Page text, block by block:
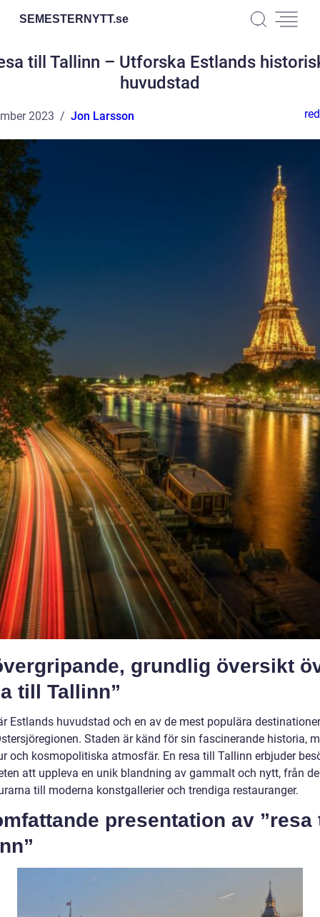
SEMESTERNYTT.se
till Tallinn – Utforska Estlands
huvudstad
2023 Jon Larsson
grundlig översikt
till Tallinn”
Estlands huvudstad och en av de mest populära
Staden är känd för sin fascinerande historia,
och kosmopolitiska atmosfär. En resa till Tallinn erbjuder
att uppleva en unik blandning av gammalt och nytt, från
till moderna konstgallerier och trendiga restauranger.
presentation av ”resa